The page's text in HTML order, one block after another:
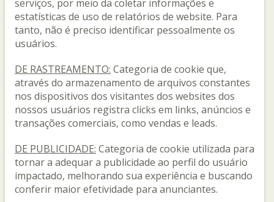
serviços, por meio da coletar informações e
estatísticas de uso de relatórios de website. Para
tanto, não é preciso identificar pessoalmente os
usuários.
DE RASTREAMENTO: Categoria de cookie que,
através do armazenamento de arquivos constantes
nos dispositivos dos visitantes dos websites dos
nossos usuários registra clicks em links, anúncios e
transações comerciais, como vendas e leads.
DE PUBLICIDADE: Categoria de cookie utilizada para
tornar a adequar a publicidade ao perfil do usuário
impactado, melhorando sua experiência e buscando
conferir maior efetividade para anunciantes.